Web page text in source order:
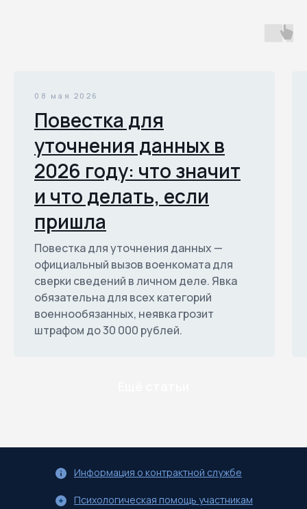
08 мая 2026
Повестка для
уточнения данных в
2026 году: что значит
и что делать, если
пришла
Повестка для уточнения данных —
официальный вызов военкомата для
сверки сведений в личном деле. Явка
обязательна для всех категорий
военнообязанных, неявка грозит
штрафом до 30 000 рублей.
Информация о контрактной службе
Психологическая помощь участникам